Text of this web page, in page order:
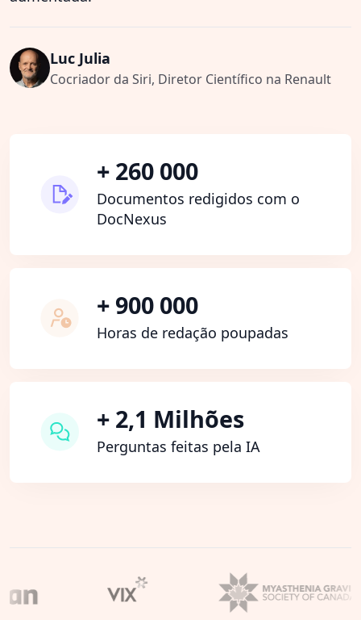
Luc Julia
Cocriador da Siri, Diretor Científico na Renault
+ 260 000
Documentos redigidos com o
DocNexus
+ 900 000
Horas de redação poupadas
+ 2,1 Milhões
Perguntas feitas pela IA